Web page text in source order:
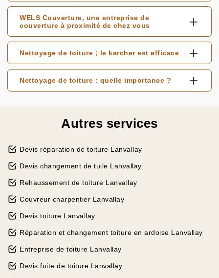
WELS Couverture, une entreprise de
couverture à proximité de chez vous
Nettoyage de toiture ; le karcher est efficace
Nettoyage de toiture : quelle importance ?
Autres services
Devis réparation de toiture Lanvallay
Devis changement de tuile Lanvallay
Rehaussement de toiture Lanvallay
Couvreur charpentier Lanvallay
Devis toiture Lanvallay
Réparation et changement toiture en ardoise Lanvallay
Entreprise de toiture Lanvallay
Devis fuite de toiture Lanvallay